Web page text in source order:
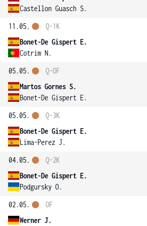
Castellon Guasch S.
11.05.
Bonet-De Gispert E.
Cotrim N.
Q-1K
05.05.
Martos Gornes S.
Bonet-De Gispert E.
Q-OF
05.05.
Bonet-De Gispert E.
Lima-Perez J.
Q-3K
04.05.
Bonet-De Gispert E.
Podgursky O.
Q-2K
02.05.
Werner J.
OF